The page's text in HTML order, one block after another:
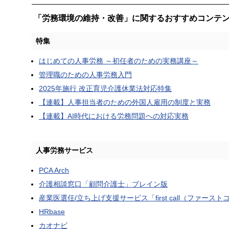
「労務環境の維持・改善」に関するおすすめコンテ
特集
はじめての人事労務 ～初任者のための実務講座～
管理職のための人事労務入門
2025年施行 改正育児介護休業法対応特集
【連載】人事担当者のための外国人雇用の制度と実務
【連載】AI時代における労務問題への対応実務
人事労務サービス
PCA Arch
介護相談窓口「顧問介護士」ブレイン版
産業医選任/立ち上げ支援サービス「first call（ファーストコ
HRbase
カオナビ